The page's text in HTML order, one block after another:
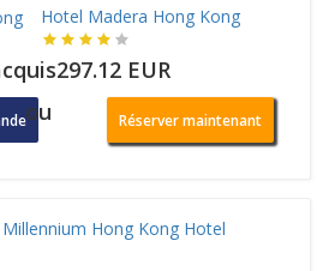
Hotel Madera Hong Kong
EUR
ou Réserver maintenant
Hong Kong Hotel